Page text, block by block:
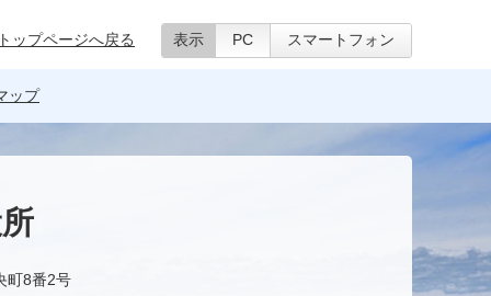
トップページへ戻る 表示 PC スマートフォン
ップ
町8番2号